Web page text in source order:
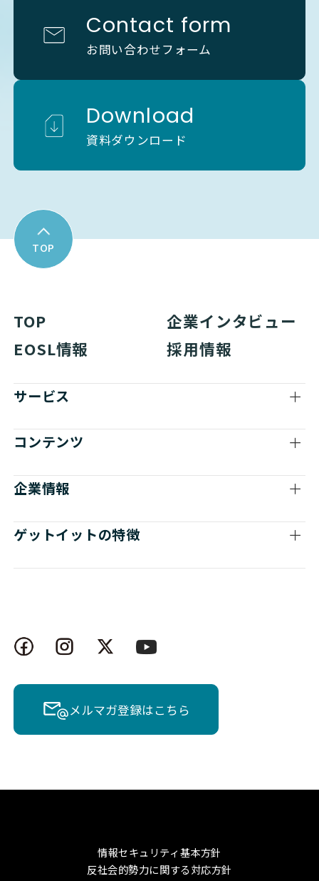
Contact form
お問い合わせフォーム
Download
資料ダウンロード
TOP
TOP
企業インタビュー
EOSL情報
採用情報
サービス
コンテンツ
企業情報
ゲットイットの特徴
メルマガ登録はこちら
情報セキュリティ基本方針
反社会的勢力に関する対応方針